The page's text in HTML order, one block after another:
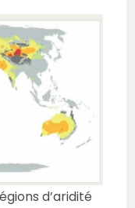
d’aridité